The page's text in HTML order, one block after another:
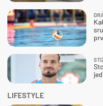
LIFESTYLE